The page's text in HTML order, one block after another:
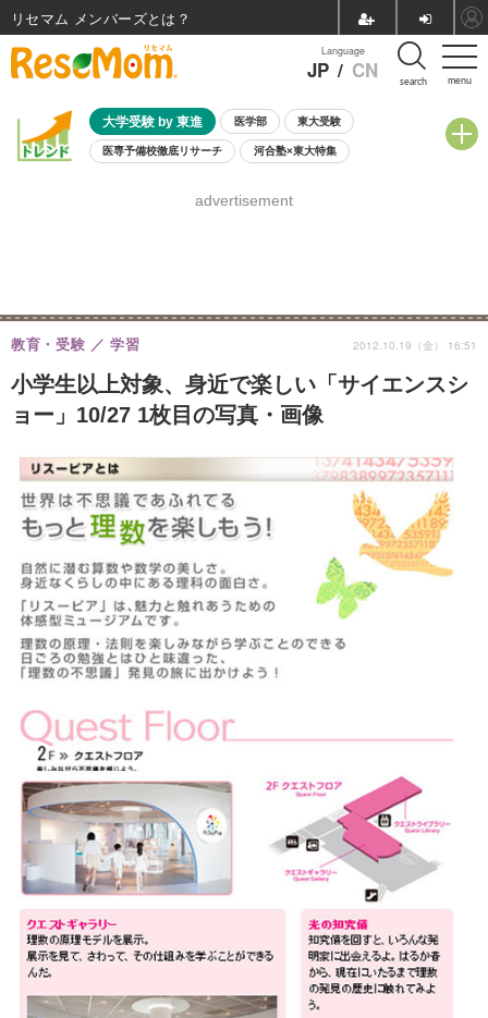
menu
Language
JP / CN search
大学受験 by 東進 医学部 東大受験
医専予備校徹底リサーチ 河合塾×東大特集
8月開催学校説明会・相談会
advertisement
小学生以上対象、身近で楽しい「サイエンスシ
ョー」10/27 1枚目の写真・画像
教育・受験 学習 2012.10.19（金） 16:51
リセマム メンバーズ